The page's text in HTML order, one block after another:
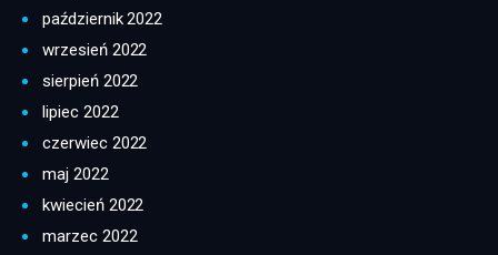
październik 2022
wrzesień 2022
sierpień 2022
lipiec 2022
czerwiec 2022
maj 2022
kwiecień 2022
marzec 2022